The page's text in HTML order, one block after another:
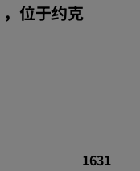
位于约克
1631